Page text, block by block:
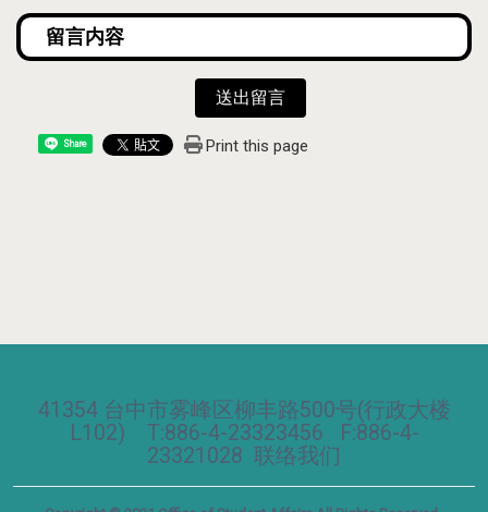
送出留言
Share Print this page
41354 台中市雾峰区柳丰路500号(行政大楼
L102) T:886-4-23323456 F:886-4-
23321028 联络我们